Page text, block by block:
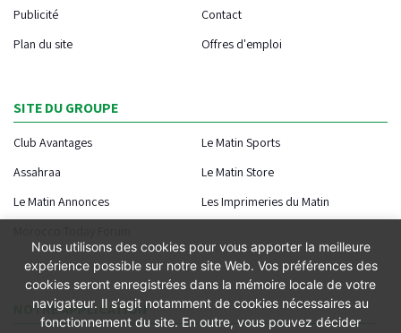
Publicité
Contact
Plan du site
Offres d'emploi
SITE DU GROUPE
Club Avantages
Le Matin Sports
Assahraa
Le Matin Store
Le Matin Annonces
Les Imprimeries du Matin
NOTRE APPLICATION
Nous utilisons des cookies pour vous apporter la meilleure
expérience possible sur notre site Web. Vos préférences des
cookies seront enregistrées dans la mémoire locale de votre
navigateur. Il s’agit notamment de cookies nécessaires au
fonctionnement du site. En outre, vous pouvez décider